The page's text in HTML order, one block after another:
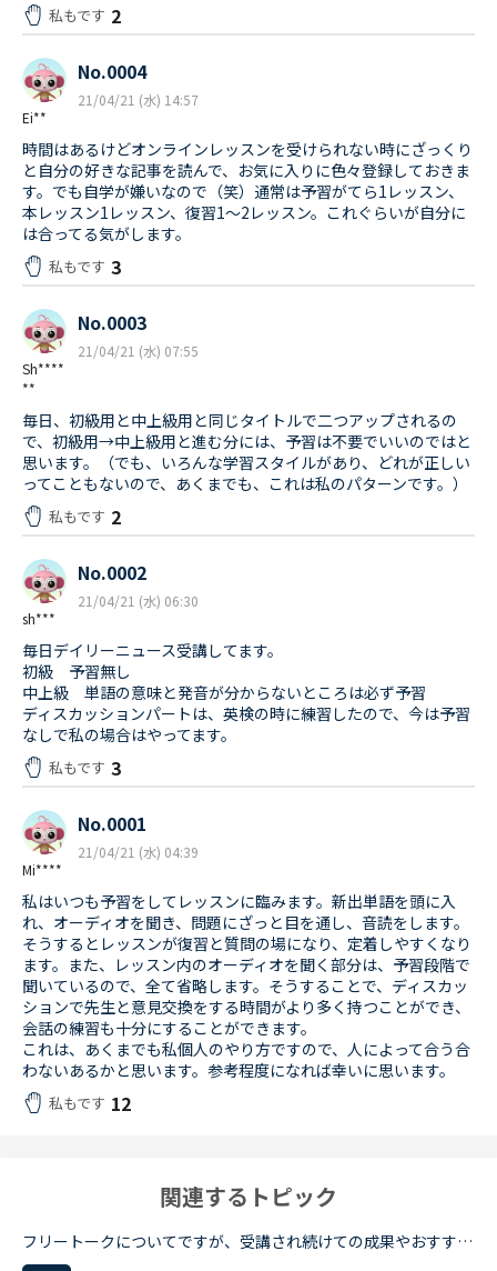
私もです 2
Ei**
No.0004
21/04/21 (水) 14:57
時間はあるけどオンラインレッスンを受けられない時にざっくり
と自分の好きな記事を読んで、お気に入りに色々登録しておきま
す。でも自学が嫌いなので（笑）通常は予習がてら1レッスン、
本レッスン1レッスン、復習1～2レッスン。これぐらいが自分に
は合ってる気がします。
私もです 3
Sh****
**
No.0003
21/04/21 (水) 07:55
毎日、初級用と中上級用と同じタイトルで二つアップされるの
で、初級用→中上級用と進む分には、予習は不要でいいのではと
思います。（でも、いろんな学習スタイルがあり、どれが正しい
ってこともないので、あくまでも、これは私のパターンです。）
私もです 2
sh***
No.0002
21/04/21 (水) 06:30
毎日デイリーニュース受講してます。
初級 予習無し
中上級 単語の意味と発音が分からないところは必ず予習
ディスカッションパートは、英検の時に練習したので、今は予習
なしで私の場合はやってます。
私もです 3
Mi****
No.0001
21/04/21 (水) 04:39
私はいつも予習をしてレッスンに臨みます。新出単語を頭に入
れ、オーディオを聞き、問題にざっと目を通し、音読をします。
そうするとレッスンが復習と質問の場になり、定着しやすくなり
ます。また、レッスン内のオーディオを聞く部分は、予習段階で
聞いているので、全て省略します。そうすることで、ディスカッ
ションで先生と意見交換をする時間がより多く持つことができ、
会話の練習も十分にすることができます。
これは、あくまでも私個人のやり方ですので、人によって合う合
わないあるかと思います。参考程度になれば幸いに思います。
私もです 12
関連するトピック
フリートークについてですが、受講され続けての成果やおすすめの受講方法、気をつけていることあれば教えていただけないでしょうか。これからはアウトプットも鍛えたいので、フリートークを受講する機会を増やし...